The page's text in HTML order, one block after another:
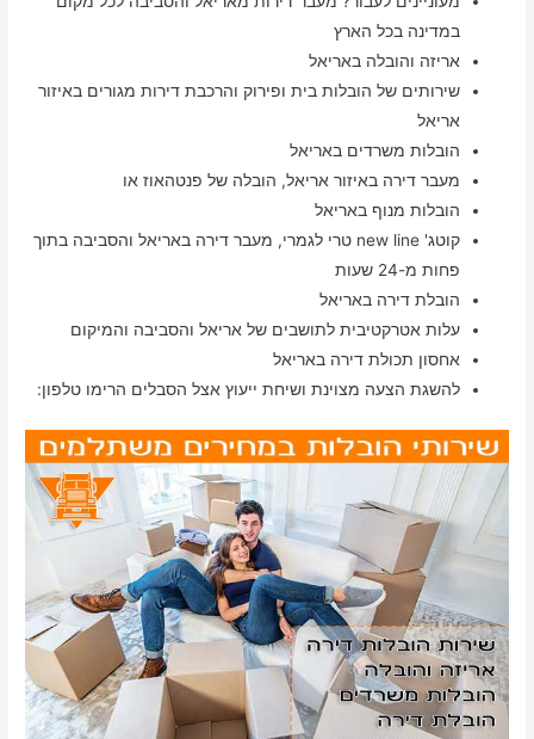
במדינה בכל הארץ
אריזה והובלה באריאל
שירותים של הובלות בית ופירוק והרכבת דירות מגורים באיזור
אריאל
הובלות משרדים באריאל
מעבר דירה באיזור אריאל, הובלה של פנטהאוז או
הובלות מנוף באריאל
קוטג' new line טרי לגמרי, מעבר דירה באריאל והסביבה בתוך
פחות מ-24 שעות
הובלת דירה באריאל
עלות אטרקטיבית לתושבים של אריאל והסביבה והמיקום
אחסון תכולת דירה באריאל
להשגת הצעה מצוינת ושיחת ייעוץ אצל הסבלים הרימו טלפון: